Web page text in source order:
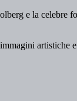
e la celebre
artistiche